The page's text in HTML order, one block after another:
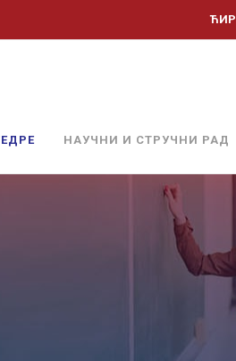
ЋИР
НАУЧНИ И СТРУЧНИ РАД